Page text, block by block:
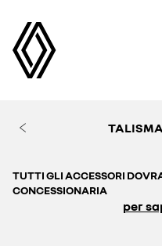
TUTTI GLI ACCESSORI
CONCESSIONARIA
per